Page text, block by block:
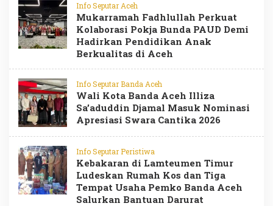
Info Seputar Aceh
Mukarramah Fadhlullah Perkuat
Kolaborasi Pokja Bunda PAUD Demi
Hadirkan Pendidikan Anak
Berkualitas di Aceh
Info Seputar Banda Aceh
Wali Kota Banda Aceh Illiza
Sa’aduddin Djamal Masuk Nominasi
Apresiasi Swara Cantika 2026
Info Seputar Peristiwa
Kebakaran di Lamteumen Timur
Ludeskan Rumah Kos dan Tiga
Tempat Usaha Pemko Banda Aceh
Salurkan Bantuan Darurat